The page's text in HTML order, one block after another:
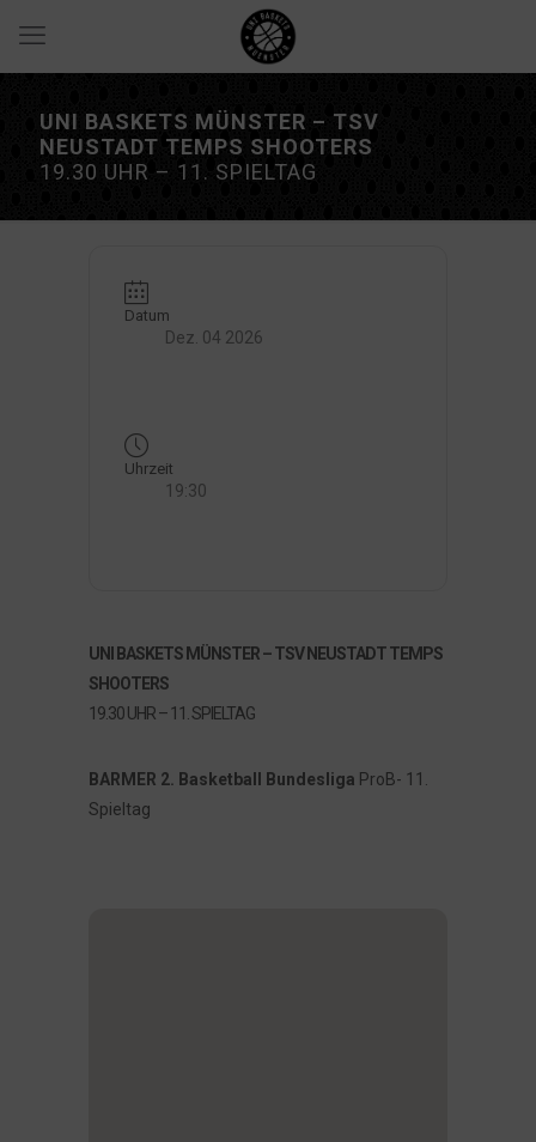
UNI BASKETS MÜNSTER – TSV
NEUSTADT TEMPS SHOOTERS
19.30 UHR – 11. SPIELTAG
Datum
Dez. 04 2026
Uhrzeit
19:30
UNI BASKETS MÜNSTER – TSV NEUSTADT TEMPS
SHOOTERS
19.30 UHR – 11. SPIELTAG
BARMER 2. Basketball Bundesliga ProB- 11.
Spieltag